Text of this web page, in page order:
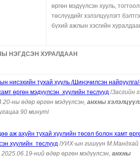
өргөн мэдүүлсэн хууль,
төслүүдийг хэлэлцүүлэгт
бүхий ажлын хэсгийн
НЭГДСЭН ХУРАЛДААН
нисэхийн тухай хууль /Шинэчилсэн
өргөн мэдүүлсэн хуулийн төслүүд /Засгийн
ны өдөр өргөн мэдүүлсэн, анхны
90 минут/
аж ахуйн тухай хуулийн төсөл болон хамт
хуулийн төслүүд /УИХ-ын гишүүн М.Мандхай
ний өдөр өргөн мэдүүлсэн, анхны